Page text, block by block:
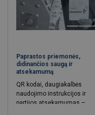
Paprastos priemonės,
didinančios saugą ir
atsekamumą
QR kodai, daugiakalbės
naudojimo instrukcijos ir
partijos atsekamumas –